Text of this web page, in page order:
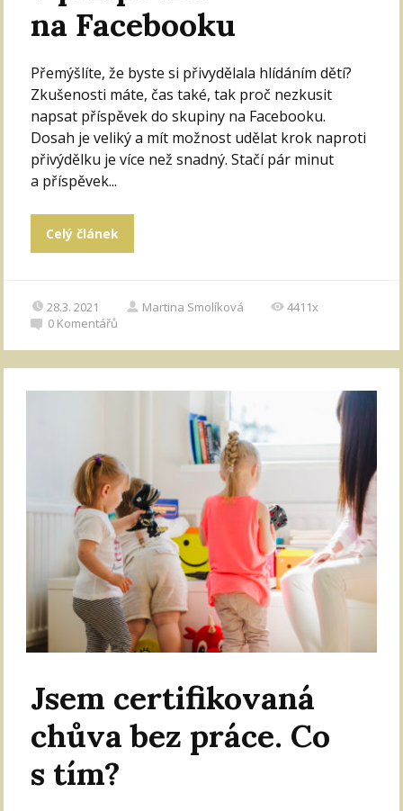
na Facebooku
Přemýšlíte, že byste si přivydělala hlídáním dětí?
Zkušenosti máte, čas také, tak proč nezkusit
napsat příspěvek do skupiny na Facebooku.
Dosah je veliký a mít možnost udělat krok naproti
přivýdělku je více než snadný. Stačí pár minut
a příspěvek...
Celý článek
28.3. 2021 Martina Smolíková
4411x
0 Komentářů
Jsem certifikovaná
chůva bez práce. Co
s tím?